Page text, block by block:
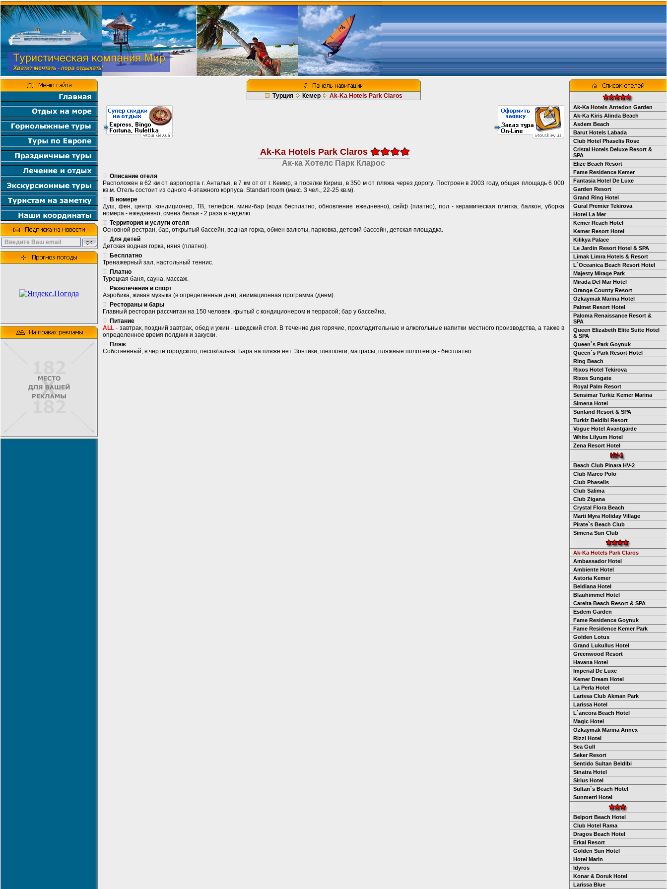
Турция Кемер Ak-Ka Hotels Park Claros
Ak-Ka Hotels Park Claros
Ак-ка Хотелс Парк Кларос
Описание отеля
Расположен в 62 км от аэропорта г. Анталья, в 7 км от от г. Кемер, в поселке Кириш, в 350 м от пляжа через дорогу. Построен в 2003 году, общая площадь 6 000
кв.м. Отель состоит из одного 4-этажного корпуса. Standart room (макс. 3 чел., 22-25 кв.м).
В номере
Душ, фен, центр. кондиционер, ТВ, телефон, мини-бар (вода бесплатно, обновление ежедневно), сейф (платно), пол - керамическая плитка, балкон, уборка
номера - ежедневно, смена белья - 2 раза в неделю.
Территория и услуги отеля
Основной рестран, бар, открытый бассейн, водная горка, обмен валюты, парковка, детский бассейн, детская площадка.
Для детей
Детская водная горка, няня (платно).
Бесплатно
Тренажерный зал, настольный теннис.
Платно
Турецкая баня, сауна, массаж.
Развлечения и спорт
Аэробика, живая музыка (в определенные дни), анимационная программа (днем).
Рестораны и бары
Главный ресторан рассчитан на 150 человек, крытый с кондиционером и террасой; бар у бассейна.
Питание
ALL - завтрак, поздний завтрак, обед и ужин - шведский стол. В течение дня горячие, прохладительные и алкогольные напитки местного производства, а также в
определенное время полдник и закуски.
Пляж
Собственный, в черте городского, песок/галька. Бара на пляже нет. Зонтики, шезлонги, матрасы, пляжные полотенца - бесплатно.
Ak-Ka Hotels Antedon Garden
Ak-Ka Kiris Alinda Beach
Asdem Beach
Barut Hotels Labada
Club Hotel Phaselis Rose
Cristal Hotels Deluxe Resort &
SPA
Elize Beach Resort
Fame Residence Kemer
Fantasia Hotel De Luxe
Garden Resort
Grand Ring Hotel
Gural Premier Tekirova
Hotel La Mer
Kemer Reach Hotel
Kemer Resort Hotel
Kilikya Palace
Le Jardin Resort Hotel & SPA
Limak Limra Hotels & Resort
L`Oceanica Beach Resort Hotel
Majesty Mirage Park
Mirada Del Mar Hotel
Orange County Resort
Ozkaymak Marina Hotel
Palmet Resort Hotel
Paloma Renaissance Resort &
SPA
Queen Elizabeth Elite Suite Hotel
& SPA
Queen`s Park Goynuk
Queen`s Park Resort Hotel
Ring Beach
Rixos Hotel Tekirova
Rixos Sungate
Royal Palm Resort
Sensimar Turkiz Kemer Marina
Simena Hotel
Sunland Resort & SPA
Turkiz Beldibi Resort
Vogue Hotel Avantgarde
White Lilyum Hotel
Zena Resort Hotel
Beach Club Pinara HV-2
Club Marco Polo
Club Phaselis
Club Salima
Club Zigana
Crystal Flora Beach
Marti Myra Holiday Village
Pirate`s Beach Club
Simena Sun Club
Ak-Ka Hotels Park Claros
Ambassador Hotel
Ambiente Hotel
Astoria Kemer
Beldiana Hotel
Blauhimmel Hotel
Carelta Beach Resort & SPA
Esdem Garden
Fame Residence Goynuk
Fame Residence Kemer Park
Golden Lotus
Grand Lukullus Hotel
Greenwood Resort
Havana Hotel
Imperial De Luxe
Kemer Dream Hotel
La Perla Hotel
Larissa Club Akman Park
Larissa Hotel
L`ancora Beach Hotel
Magic Hotel
Ozkaymak Marina Annex
Rizzi Hotel
Sea Gull
Seker Resort
Sentido Sultan Beldibi
Sinatra Hotel
Sirius Hotel
Sultan`s Beach Hotel
Sunmerri Hotel
Belport Beach Hotel
Club Hotel Rama
Dragos Beach Hotel
Erkal Resort
Golden Sun Hotel
Hotel Marin
Idyros
Konar & Doruk Hotel
Larissa Blue